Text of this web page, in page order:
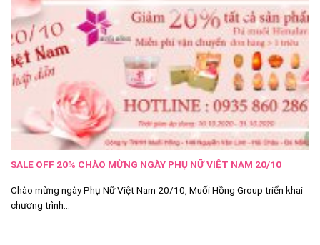
SALE OFF 20% CHÀO MỪNG NGÀY PHỤ NỮ VIỆT NAM 20/10
Chào mừng ngày Phụ Nữ Việt Nam 20/10, Muối Hồng Group triển khai
chương trình...